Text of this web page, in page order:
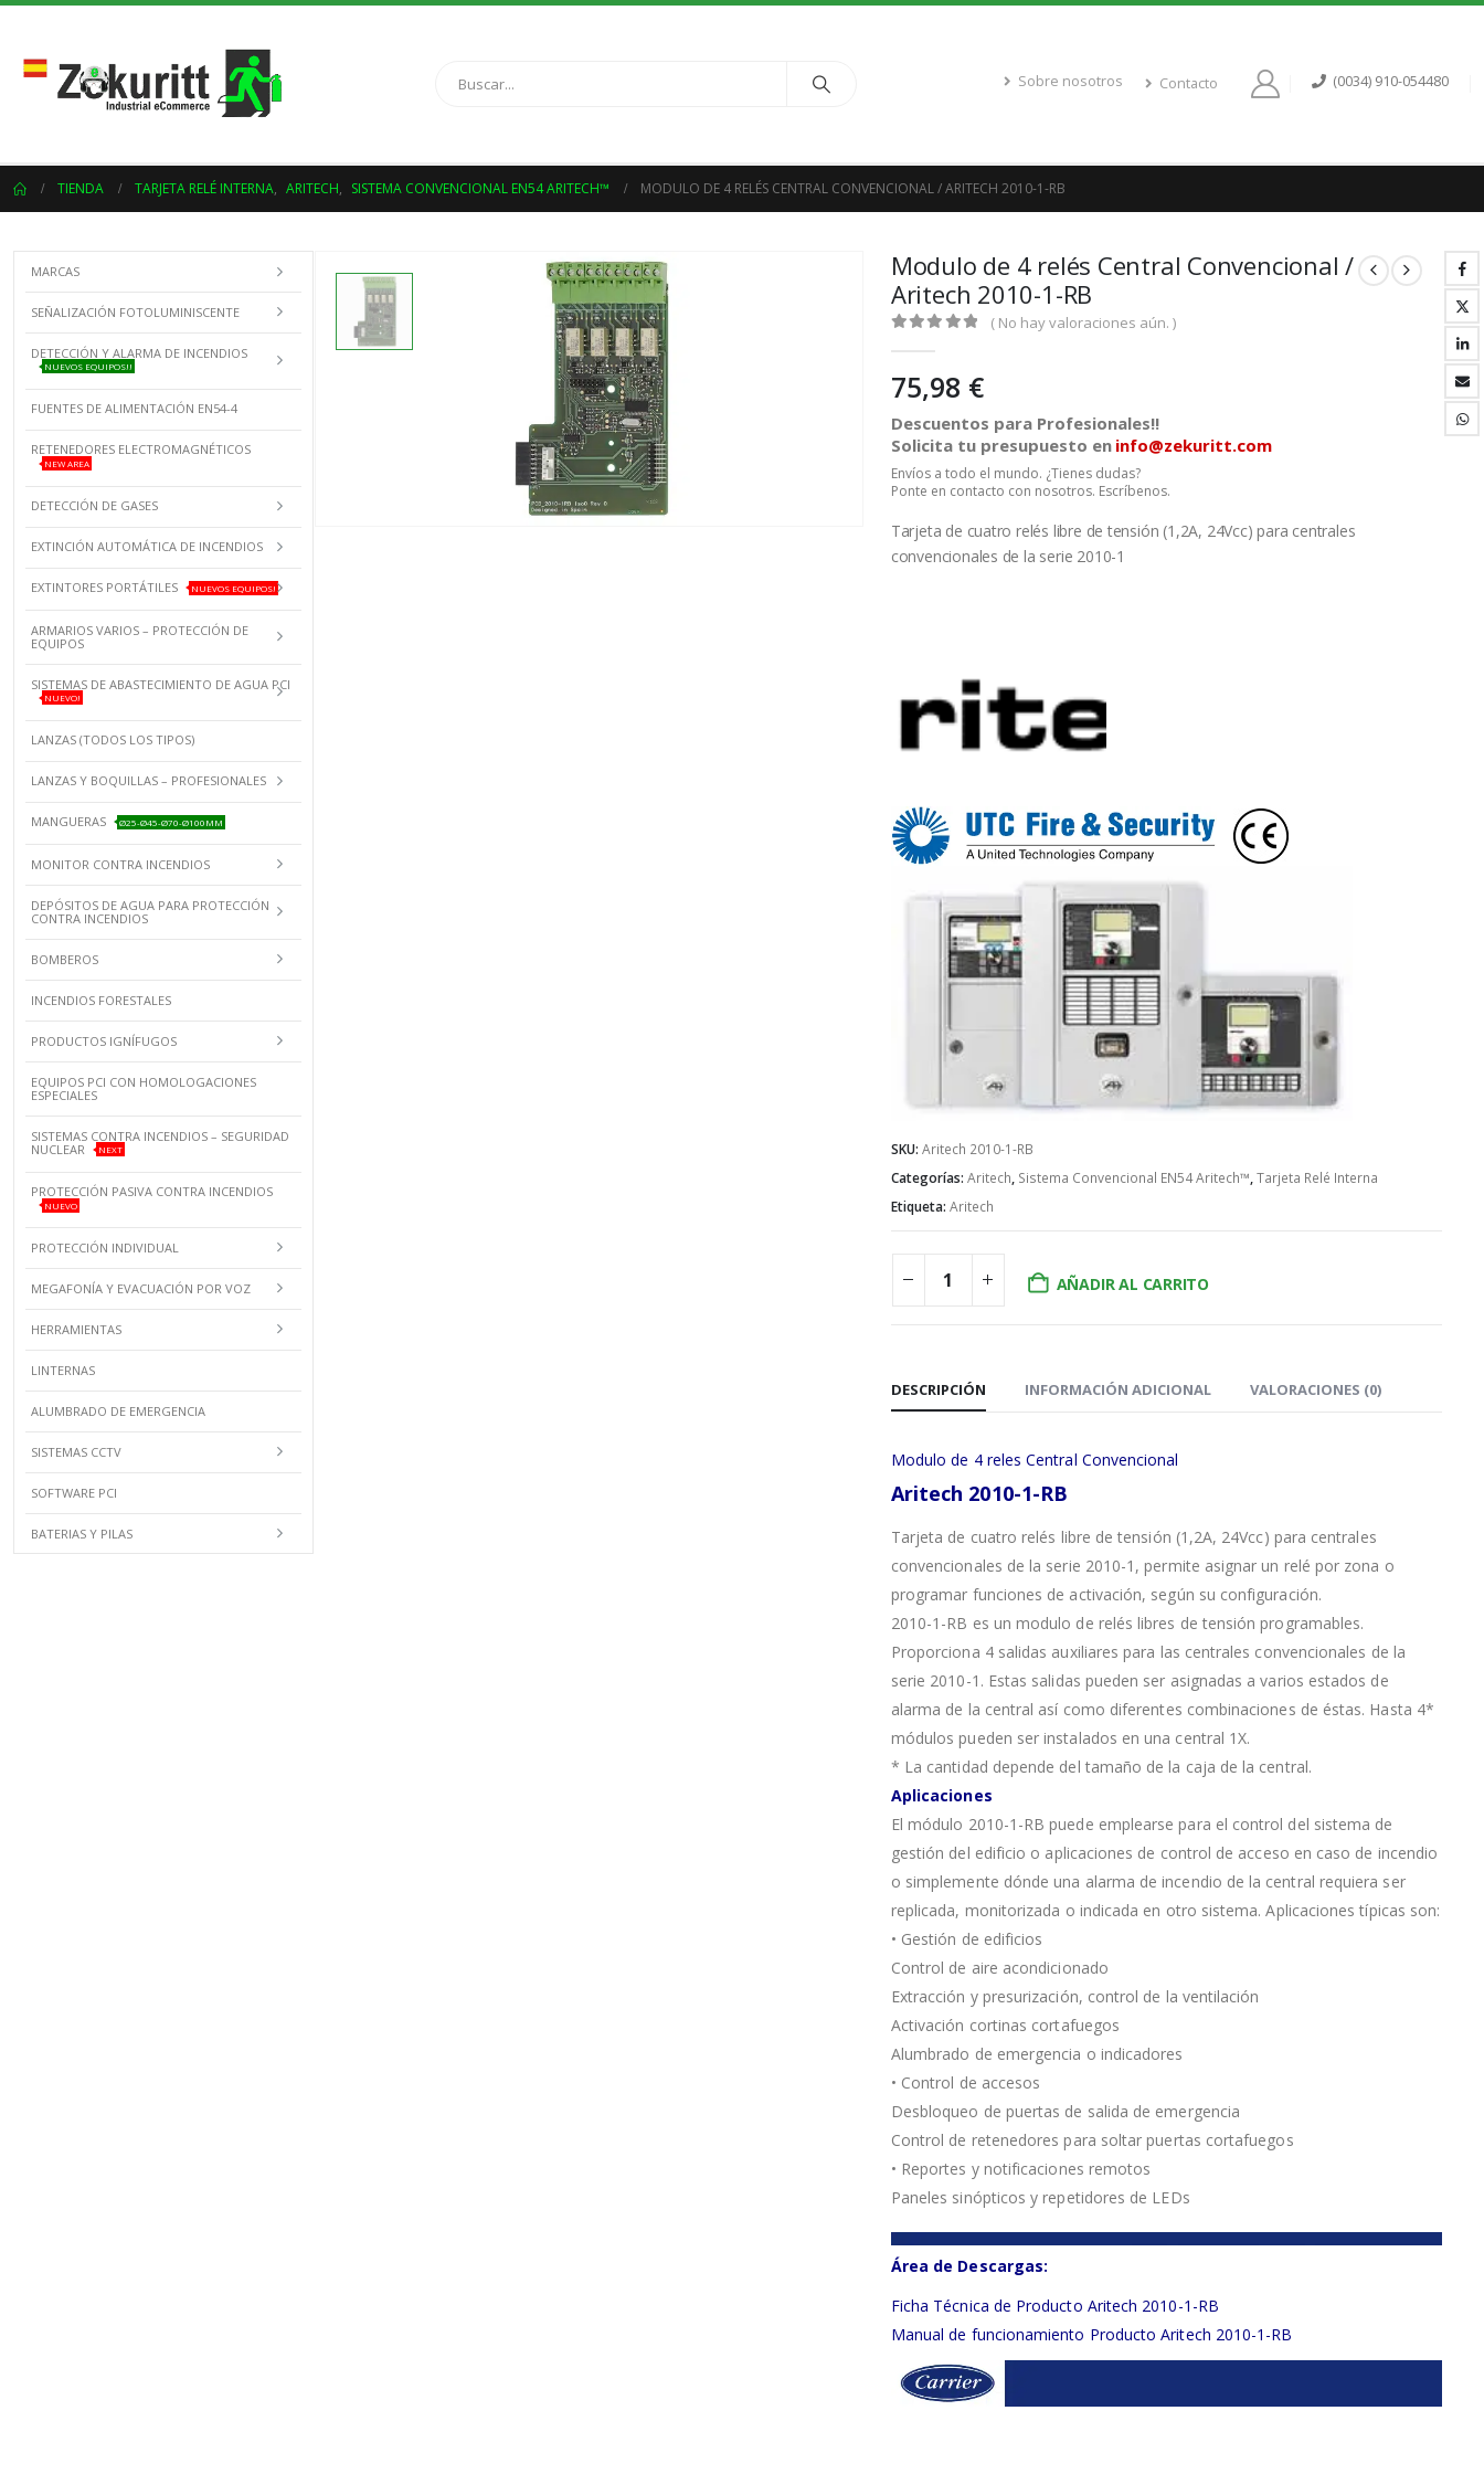
Sobre nosotros Contacto (0034) 910-054480
TIENDA TARJETA RELÉ INTERNA, ARITECH, SISTEMA CONVENCIONAL EN54 ARITECH™ MODULO DE 4 RELÉS CENTRAL CONVENCIONAL / ARITECH 2010-1-RB
Modulo de 4 relés Central Convencional /
Aritech 2010-1-RB
( No hay valoraciones aún. )
75,98 €
Descuentos para Profesionales!!
Solicita tu presupuesto en info@zekuritt.com
Envíos a todo el mundo. ¿Tienes dudas?
Ponte en contacto con nosotros. Escríbenos.
Tarjeta de cuatro relés libre de tensión (1,2A, 24Vcc) para centrales
convencionales de la serie 2010-1
SKU: Aritech 2010-1-RB
Categorías: Aritech, Sistema Convencional EN54 Aritech™,Tarjeta Relé Interna
Etiqueta: Aritech
AÑADIR AL CARRITO
DESCRIPCIÓN INFORMACIÓN ADICIONAL VALORACIONES (0)
Modulo de 4 reles Central Convencional
Aritech 2010-1-RB
Tarjeta de cuatro relés libre de tensión (1,2A, 24Vcc) para centrales
convencionales de la serie 2010-1, permite asignar un relé por zona o
programar funciones de activación, según su configuración.
2010-1-RB es un modulo de relés libres de tensión programables.
Proporciona 4 salidas auxiliares para las centrales convencionales de la
serie 2010-1. Estas salidas pueden ser asignadas a varios estados de
alarma de la central así como diferentes combinaciones de éstas. Hasta 4*
módulos pueden ser instalados en una central 1X.
* La cantidad depende del tamaño de la caja de la central.
Aplicaciones
El módulo 2010-1-RB puede emplearse para el control del sistema de
gestión del edificio o aplicaciones de control de acceso en caso de incendio
o simplemente dónde una alarma de incendio de la central requiera ser
replicada, monitorizada o indicada en otro sistema. Aplicaciones típicas son:
• Gestión de edificios
Control de aire acondicionado
Extracción y presurización, control de la ventilación
Activación cortinas cortafuegos
Alumbrado de emergencia o indicadores
• Control de accesos
Desbloqueo de puertas de salida de emergencia
Control de retenedores para soltar puertas cortafuegos
• Reportes y notificaciones remotos
Paneles sinópticos y repetidores de LEDs
Área de Descargas:
Ficha Técnica de Producto Aritech 2010-1-RB
Manual de funcionamiento Producto Aritech 2010-1-RB
MARCAS
SEÑALIZACIÓN FOTOLUMINISCENTE
DETECCIÓN Y ALARMA DE INCENDIOS
NUEVOS EQUIPOS!!
FUENTES DE ALIMENTACIÓN EN54-4
RETENEDORES ELECTROMAGNÉTICOS
NEW AREA
DETECCIÓN DE GASES
EXTINCIÓN AUTOMÁTICA DE INCENDIOS
EXTINTORES PORTÁTILES NUEVOS EQUIPOS!
ARMARIOS VARIOS – PROTECCIÓN DE
EQUIPOS
SISTEMAS DE ABASTECIMIENTO DE AGUA PCI
NUEVO!
LANZAS (TODOS LOS TIPOS)
LANZAS Y BOQUILLAS – PROFESIONALES
MANGUERAS Ø25-Ø45-Ø70-Ø100MM
MONITOR CONTRA INCENDIOS
DEPÓSITOS DE AGUA PARA PROTECCIÓN
CONTRA INCENDIOS
BOMBEROS
INCENDIOS FORESTALES
PRODUCTOS IGNÍFUGOS
EQUIPOS PCI CON HOMOLOGACIONES
ESPECIALES
SISTEMAS CONTRA INCENDIOS – SEGURIDAD
NUCLEAR
NEXT
PROTECCIÓN PASIVA CONTRA INCENDIOS
NUEVO
PROTECCIÓN INDIVIDUAL
MEGAFONÍA Y EVACUACIÓN POR VOZ
HERRAMIENTAS
LINTERNAS
ALUMBRADO DE EMERGENCIA
SISTEMAS CCTV
SOFTWARE PCI
BATERIAS Y PILAS